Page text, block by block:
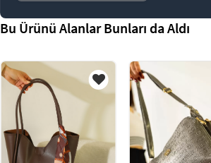
Bu Ürünü Alanlar Bunları da Aldı